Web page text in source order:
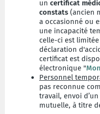
un certificat
constats (ancien
a occasionné ou
une incapacité
celle-ci est
déclaration
certificat est
électronique "
Personnel
pas reconnue
travail, envoi
mutuelle, à titre